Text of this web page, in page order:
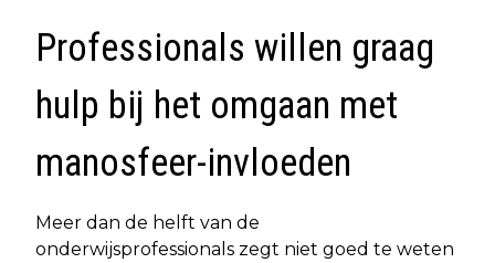
Professionals willen graag
hulp bij het omgaan met
manosfeer-invloeden
Meer dan de helft van de
onderwijsprofessionals zegt niet goed te weten